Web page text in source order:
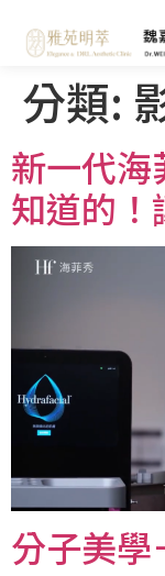
分類:
新一代
知道的
分子美學